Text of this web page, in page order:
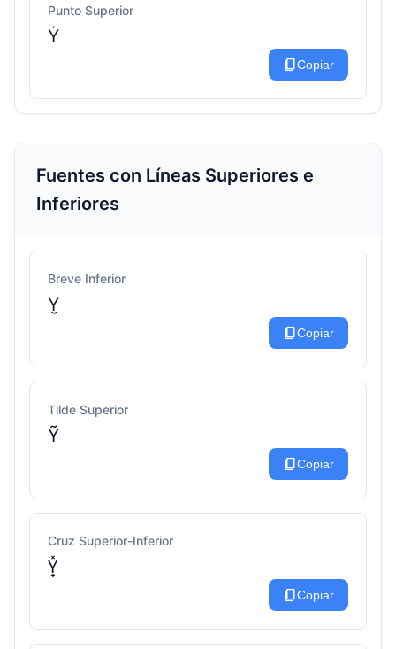
Punto Superior
Ẏ
content_copyCopiar
Fuentes con Líneas Superiores e
Inferiores
Breve Inferior
Y̮
content_copyCopiar
Tilde Superior
Ỹ
content_copyCopiar
Cruz Superior-Inferior
Y̟̽
content_copyCopiar